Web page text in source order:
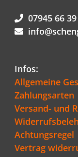
07945 66
Infos:
Allgemeine
Zahlungsarten
Versand- und
Achtungsregel
Vertrag